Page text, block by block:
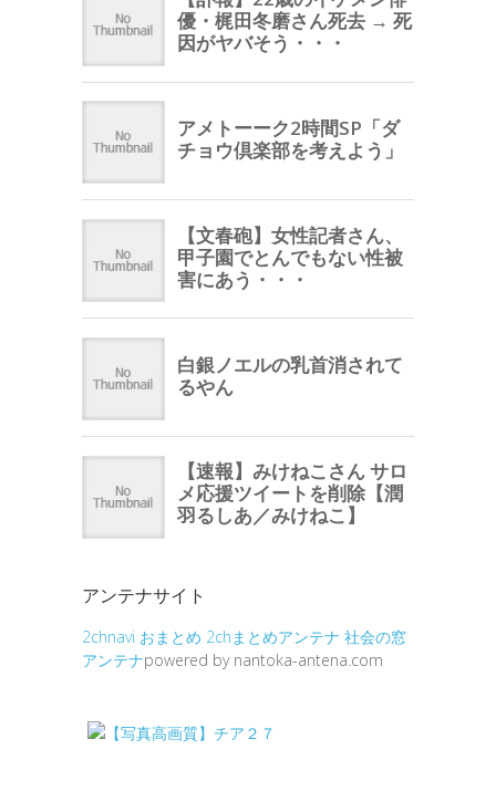
アンテナサイト
2chnavi おまとめ 2chまとめアンテナ 社会の窓
アンテナpowered by nantoka-antena.com